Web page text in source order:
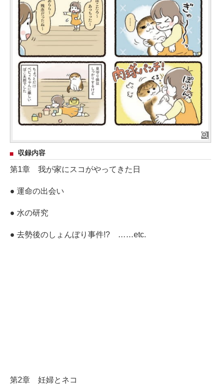
収録内容
第1章 我が家にスコがやってきた日
● 運命の出会い
● 水の研究
● 去勢後のしょんぼり事件!? ……etc.
第2章 妊婦とネコ